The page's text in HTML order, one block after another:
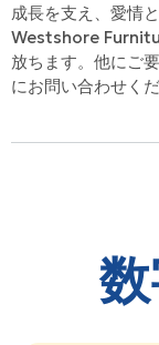
成長を支え、愛情
Westshore
放ちます。他にご
にお問い合わせくだ